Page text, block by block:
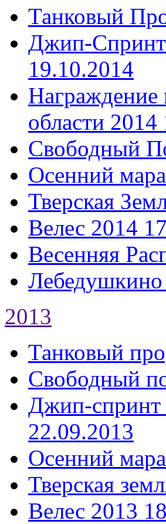
Танковый
Джип-
19.10.2014
Награждение
области 2014
Свободный
Осенний
Тверская
Велес 2014
Весенняя
2013
Танковый
Свободный
Джип-спринт
22.09.2013
Осенний
Тверская
Велес 2013